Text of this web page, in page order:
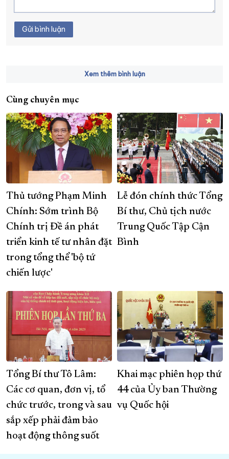
Gửi bình luận
Xem thêm bình luận
Cùng chuyên mục
Thủ tướng Phạm Minh
Chính: Sớm trình Bộ
Chính trị Đề án phát
triển kinh tế tư nhân đặt
trong tổng thể 'bộ tứ
chiến lược'
Lễ đón chính thức Tổng
Bí thư, Chủ tịch nước
Trung Quốc Tập Cận
Bình
Tổng Bí thư Tô Lâm:
Các cơ quan, đơn vị, tổ
chức trước, trong và sau
sắp xếp phải đảm bảo
hoạt động thông suốt
Khai mạc phiên họp thứ
44 của Ủy ban Thường
vụ Quốc hội